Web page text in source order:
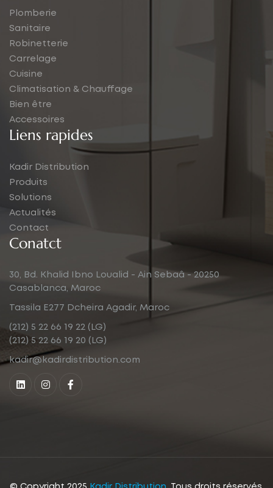
Plomberie
Sanitaire
Robinetterie
Carrelage
Cuisine
Climatisation & Chauffage
Bien être
Accessoires
Liens rapides
Kadir Distribution
Produits
Solutions
Actualités
Contact
Conatct
30, Bd. Khalid Ibno Loualid - Ain Sebaâ - 20250
Casablanca, Maroc
Tassila E277 Dcheira Agadir, Maroc
(212) 5 22 66 19 22 (LG)
(212) 5 22 66 19 20 (LG)
kadir@kadirdistribution.com